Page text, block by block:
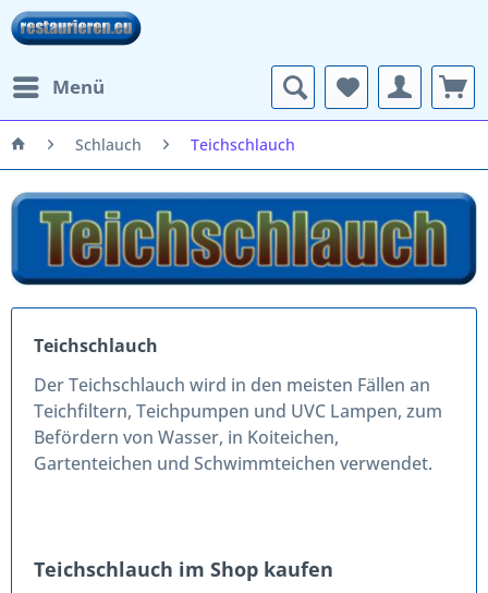
Menü
Schlauch Teichschlauch
Teichschlauch
DerTeichschlauch wird in den meisten Fällen an
Teichfiltern, Teichpumpen und UVC Lampen, zum
Befördern von Wasser, in Koiteichen,
Gartenteichen und Schwimmteichen verwendet.
Teichschlauch im Shop kaufen